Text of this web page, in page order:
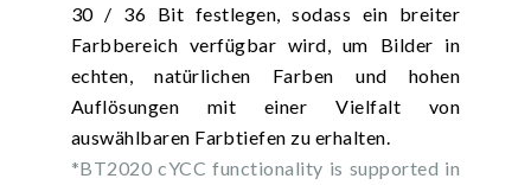
30 / 36 Bit festlegen, sodass ein breiter
Farbbereich verfügbar wird, um Bilder in
echten, natürlichen Farben und hohen
Auflösungen mit einer Vielfalt von
auswählbaren Farbtiefen zu erhalten.
*BT2020 cYCC functionality is supported in